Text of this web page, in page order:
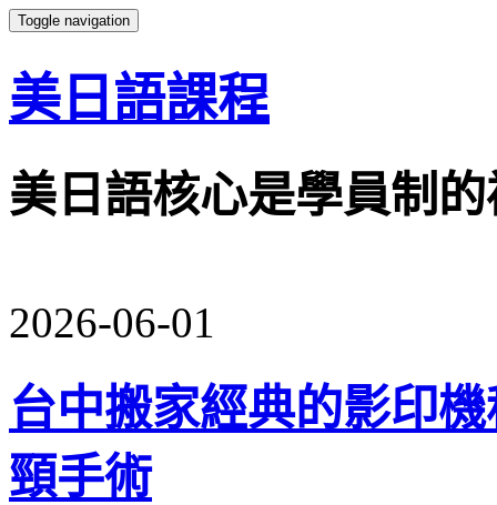
Toggle navigation
美日語課程
美日語核心是學員制
2026-06-01
台中搬家經典的影印
頸手術